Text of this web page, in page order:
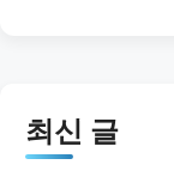
최신 글